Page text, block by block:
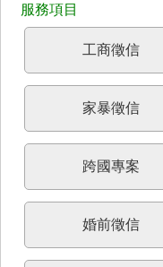
工商徵信
家暴徵信
跨國專案
婚前徵信